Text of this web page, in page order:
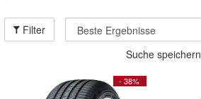
Filter
Suche speichern
- 38%